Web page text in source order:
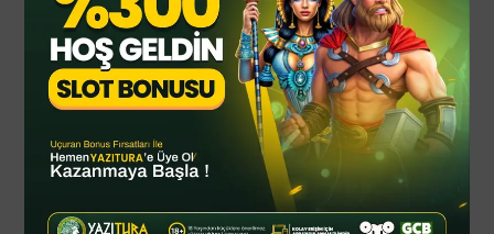
Haziran 20, 2025
Fenerbahçe, Kadıköy’ü coşturacak
golcüyü buldu